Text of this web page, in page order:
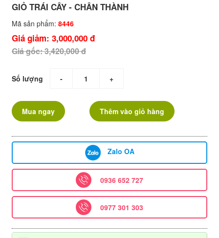
GIỎ TRÁI CÂY - CHÂN THÀNH
Mã sản phẩm: 8446
Giá giảm: 3,000,000 đ
Giá gốc: 3,420,000 đ
Số lượng - +
Mua ngay Thêm vào giỏ hàng
Zalo OA
0936 652 727
0977 301 303